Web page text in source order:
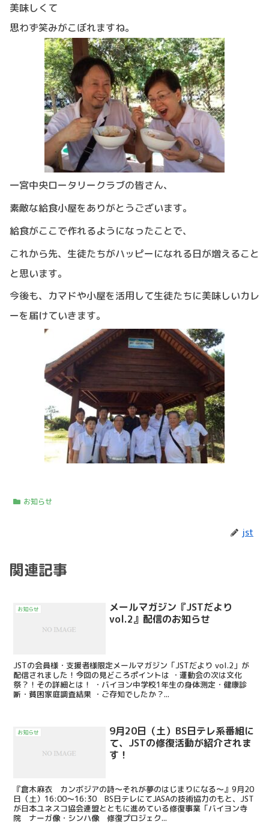
美味しくて
思わず笑みがこぼれますね。
一宮中央ロータリークラブの皆さん、
素敵な給食小屋をありがとうございます。
給食がここで作れるようになったことで、
これから先、生徒たちがハッピーになれる日が増えること
と思います。
今後も、カマドや小屋を活用して生徒たちに美味しいカレ
ーを届けていきます。
お知らせ
jst
関連記事
お知らせ
メールマガジン『JSTだより
vol.2』配信のお知らせ
JSTの会員様・支援者様限定メールマガジン「JSTだより vol.2」が
配信されました！今回の見どころポイントは ・運動会の次は文化
祭？！その詳細とは！ ・バイヨン中学校1年生の身体測定・健康診
断・貧困家庭調査結果 ・ご存知でしたか？...
お知らせ
9月20日（土）BS日テレ系番組に
て、JSTの修復活動が紹介されま
す！
『倉木麻衣 カンボジアの詩～それが夢のはじまりになる～』9月20
日（土）16:00～16:30 BS日テレにてJASAの技術協力のもと、JST
が日本ユネスコ協会連盟とともに進めている修復事業「バイヨン寺
院 ナーガ像・シンハ像 修復プロジェク...